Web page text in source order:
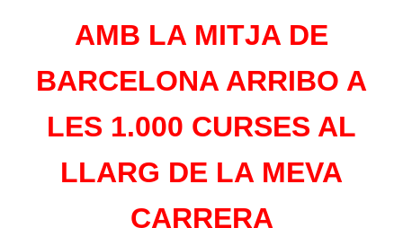
AMB LA MITJA DE
BARCELONA ARRIBO A
LES 1.000 CURSES AL
LLARG DE LA MEVA
CARRERA